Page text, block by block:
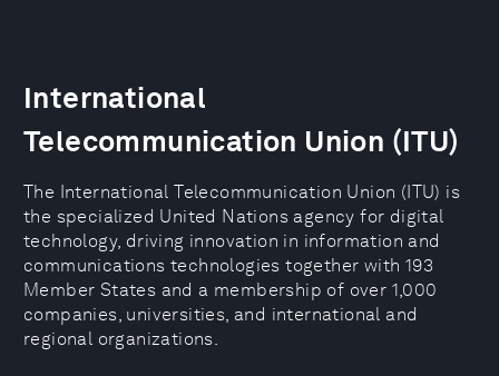
International
Telecommunication Union (ITU)
The International Telecommunication Union (ITU) is
the specialized United Nations agency for digital
technology, driving innovation in information and
communications technologies together with 193
Member States and a membership of over 1,000
companies, universities, and international and
regional organizations.